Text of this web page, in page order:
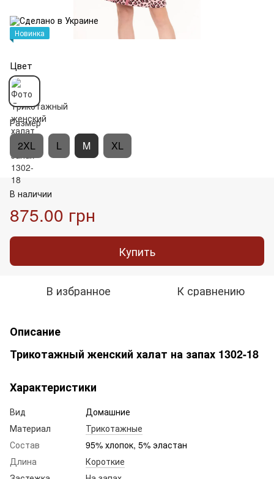
Новинка
Цвет
Размер
2XL L M XL
В наличии
875.00 грн
Купить
В избранное К сравнению
Описание
Трикотажный женский халат на запах 1302-18
Характеристики
Вид
Домашние
Материал
Трикотажные
Состав
95% хлопок, 5% эластан
Длина
Короткие